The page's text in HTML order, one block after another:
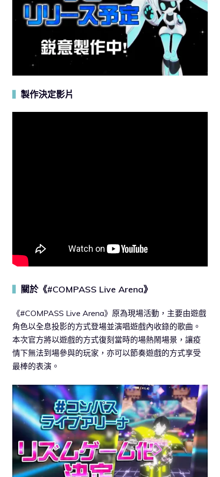
製作決定影片
關於《#COMPASS Live Arena》
《#COMPASS Live Arena》原為現場活動，主要由遊戲
角色以全息投影的方式登場並演唱遊戲內收錄的歌曲。
本次官方將以遊戲的方式復刻當時的場熱鬧場景，讓疫
情下無法到場參與的玩家，亦可以節奏遊戲的方式享受
最棒的表演。